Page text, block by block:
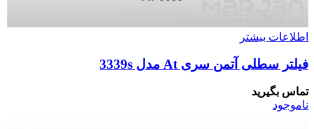
اطلاعات بیشتر
فیلتر سطلی آتمن سری At مدل 3339s
تماس بگیرید
ناموجود